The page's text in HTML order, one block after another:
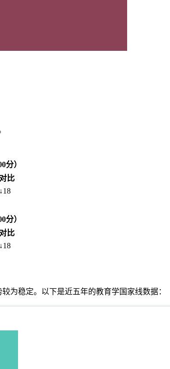
分）
对比
↓18
分）
对比
↓18
为稳定。以下是近五年的教育学国家线数据：